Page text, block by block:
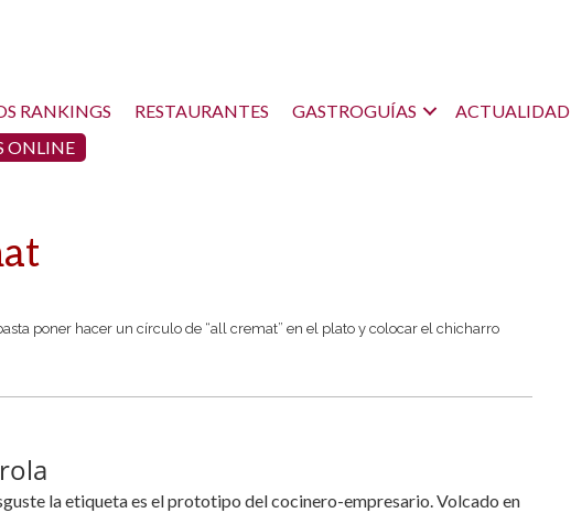
RANKINGS RESTAURANTES GASTROGUÍAS ACTUALIDAD
ONLINE
poner hacer un círculo de “all cremat” en el plato y colocar el chicharro
la etiqueta es el prototipo del cocinero-empresario. Volcado en